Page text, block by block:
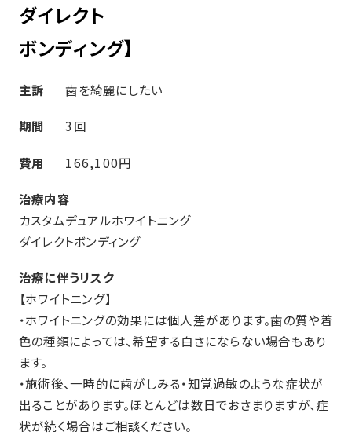
ダイレクト
ボンディング】
主訴 歯を綺麗にしたい
期間 3回
費用 166,100円
治療内容
カスタムデュアルホワイトニング
ダイレクトボンディング
治療に伴うリスク
【ホワイトニング】
・ホワイトニングの効果には個人差があります。歯の質や着
色の種類によっては、希望する白さにならない場合もあり
ます。
・施術後、一時的に歯がしみる・知覚過敏のような症状が
出ることがあります。ほとんどは数日でおさまりますが、症
状が続く場合はご相談ください。